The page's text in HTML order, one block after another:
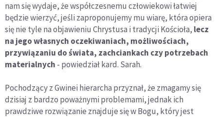
nam się wydaje, że współczesnemu człowiekowi łatwiej
będzie wierzyć, jeśli zaproponujemy mu wiarę, która opiera
się nie tyle na objawieniu Chrystusa i tradycji Kościoła, lecz
na jego własnych oczekiwaniach, możliwościach,
przywiązaniu do świata, zachciankach czy potrzebach
materialnych - powiedział kard. Sarah.
Pochodzący z Gwinei hierarcha przyznał, że zmagamy się
dzisiaj z bardzo poważnymi problemami, jednak ich
prawdziwe rozwiązanie znajduje się w Bogu, który jest